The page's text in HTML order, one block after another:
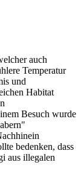
auch
Temperatur
und
Habitat
Besuch wurde
bedenken, dass
aus illegalen